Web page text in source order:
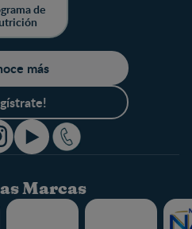
de
más
Marcas